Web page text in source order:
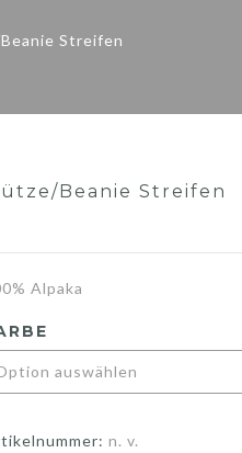
Streifen
Beanie Streifen
Alpaka
n. v.